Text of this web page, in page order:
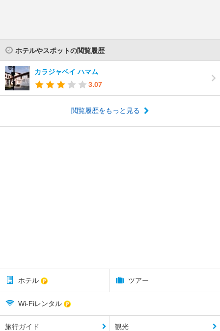
ホテルやスポットの閲覧履歴
カラジャベイ ハマム
3.07
閲覧履歴をもっと見る
ホテル ツアー
Wi-Fiレンタル
旅行ガイド 観光